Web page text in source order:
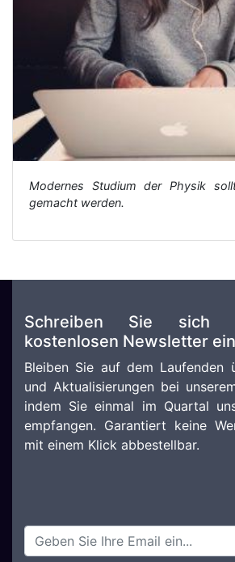
Modernes Studium der Physik
gemacht werden.
Schreiben Sie sich
kostenlosen Newsletter
Bleiben Sie auf dem Laufenden
und Aktualisierungen bei
indem Sie einmal im Quartal
empfangen. Garantiert keine
mit einem Klick abbestellbar.